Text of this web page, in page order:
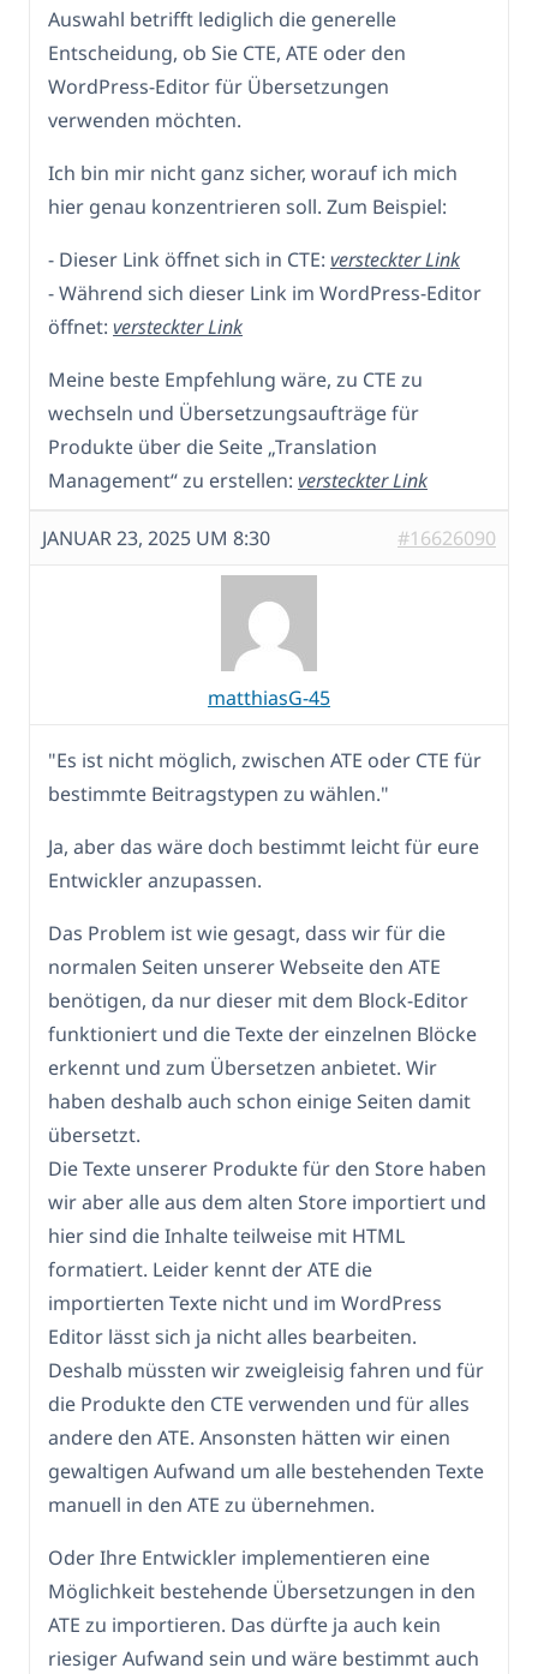
Auswahl betrifft lediglich die generelle
Entscheidung, ob Sie CTE, ATE oder den
WordPress-Editor für Übersetzungen
verwenden möchten.
Ich bin mir nicht ganz sicher, worauf ich mich
hier genau konzentrieren soll. Zum Beispiel:
- Dieser Link öffnet sich in CTE: versteckter Link
- Während sich dieser Link im WordPress-Editor
öffnet: versteckter Link
Meine beste Empfehlung wäre, zu CTE zu
wechseln und Übersetzungsaufträge für
Produkte über die Seite „Translation
Management“ zu erstellen: versteckter Link
JANUAR 23, 2025 UM 8:30 #16626090
matthiasG-45
"Es ist nicht möglich, zwischen ATE oder CTE für
bestimmte Beitragstypen zu wählen."
Ja, aber das wäre doch bestimmt leicht für eure
Entwickler anzupassen.
Das Problem ist wie gesagt, dass wir für die
normalen Seiten unserer Webseite den ATE
benötigen, da nur dieser mit dem Block-Editor
funktioniert und die Texte der einzelnen Blöcke
erkennt und zum Übersetzen anbietet. Wir
haben deshalb auch schon einige Seiten damit
übersetzt.
Die Texte unserer Produkte für den Store haben
wir aber alle aus dem alten Store importiert und
hier sind die Inhalte teilweise mit HTML
formatiert. Leider kennt der ATE die
importierten Texte nicht und im WordPress
Editor lässt sich ja nicht alles bearbeiten.
Deshalb müssten wir zweigleisig fahren und für
die Produkte den CTE verwenden und für alles
andere den ATE. Ansonsten hätten wir einen
gewaltigen Aufwand um alle bestehenden Texte
manuell in den ATE zu übernehmen.
Oder Ihre Entwickler implementieren eine
Möglichkeit bestehende Übersetzungen in den
ATE zu importieren. Das dürfte ja auch kein
riesiger Aufwand sein und wäre bestimmt auch